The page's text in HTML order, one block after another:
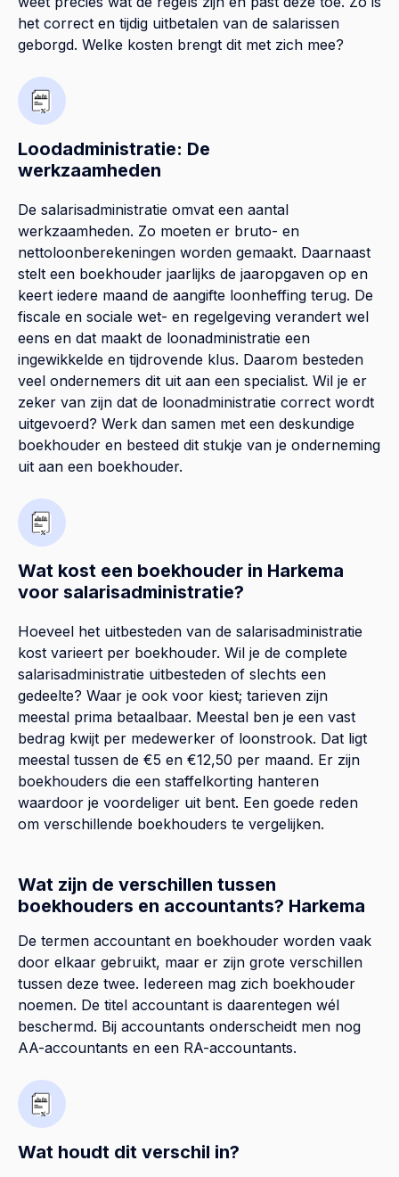
het correct en tijdig uitbetalen van de salarissen
geborgd. Welke kosten brengt dit met zich mee?
Loodadministratie: De
werkzaamheden
De salarisadministratie omvat een aantal
werkzaamheden. Zo moeten er bruto- en
nettoloonberekeningen worden gemaakt. Daarnaast
stelt een boekhouder jaarlijks de jaaropgaven op en
keert iedere maand de aangifte loonheffing terug. De
fiscale en sociale wet- en regelgeving verandert wel
eens en dat maakt de loonadministratie een
ingewikkelde en tijdrovende klus. Daarom besteden
veel ondernemers dit uit aan een specialist. Wil je er
zeker van zijn dat de loonadministratie correct wordt
uitgevoerd? Werk dan samen met een deskundige
boekhouder en besteed dit stukje van je onderneming
uit aan een boekhouder.
Wat kost een boekhouder in Harkema
voor salarisadministratie?
Hoeveel het uitbesteden van de salarisadministratie
kost varieert per boekhouder. Wil je de complete
salarisadministratie uitbesteden of slechts een
gedeelte? Waar je ook voor kiest; tarieven zijn
meestal prima betaalbaar. Meestal ben je een vast
bedrag kwijt per medewerker of loonstrook. Dat ligt
meestal tussen de €5 en €12,50 per maand. Er zijn
boekhouders die een staffelkorting hanteren
waardoor je voordeliger uit bent. Een goede reden
om verschillende boekhouders te vergelijken.
Wat zijn de verschillen tussen
boekhouders en accountants? Harkema
De termen accountant en boekhouder worden vaak
door elkaar gebruikt, maar er zijn grote verschillen
tussen deze twee. Iedereen mag zich boekhouder
noemen. De titel accountant is daarentegen wél
beschermd. Bij accountants onderscheidt men nog
AA-accountants en een RA-accountants.
Wat houdt dit verschil in?